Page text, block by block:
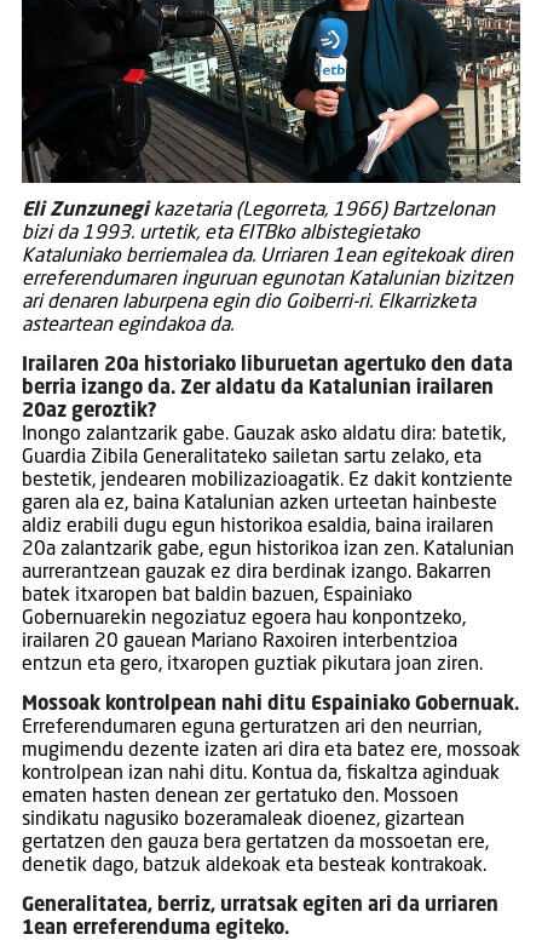
Eli Zunzunegikazetaria (Legorreta, 1966) Bartzelonan
bizi da 1993. urtetik, eta EITBko albistegietako
Kataluniako berriemalea da. Urriaren 1ean egitekoak diren
erreferendumaren inguruan egunotan Katalunian bizitzen
ari denaren laburpena egin dio Goiberri-ri. Elkarrizketa
asteartean egindakoa da.
Irailaren 20a historiako liburuetan agertuko den data
berria izango da. Zer aldatu da Katalunian irailaren
20az geroztik?
Inongo zalantzarik gabe. Gauzak asko aldatu dira: batetik,
Guardia Zibila Generalitateko sailetan sartu zelako, eta
bestetik, jendearen mobilizazioagatik. Ez dakit kontziente
garen ala ez, baina Katalunian azken urteetan hainbeste
aldiz erabili dugu egun historikoa esaldia, baina irailaren
20a zalantzarik gabe, egun historikoa izan zen. Katalunian
aurrerantzean gauzak ez dira berdinak izango. Bakarren
batek itxaropen bat baldin bazuen, Espainiako
Gobernuarekin negoziatuz egoera hau konpontzeko,
irailaren 20 gauean Mariano Raxoiren interbentzioa
entzun eta gero, itxaropen guztiak pikutara joan ziren.
Mossoak kontrolpean nahi ditu Espainiako Gobernuak.
Erreferendumaren eguna gerturatzen ari den neurrian,
mugimendu dezente izaten ari dira eta batez ere, mossoak
kontrolpean izan nahi ditu. Kontua da, fiskaltza aginduak
ematen hasten denean zer gertatuko den. Mossoen
sindikatu nagusiko bozeramaleak dioenez, gizartean
gertatzen den gauza bera gertatzen da mossoetan ere,
denetik dago, batzuk aldekoak eta besteak kontrakoak.
Generalitatea, berriz, urratsak egiten ari da urriaren
1ean erreferenduma egiteko.